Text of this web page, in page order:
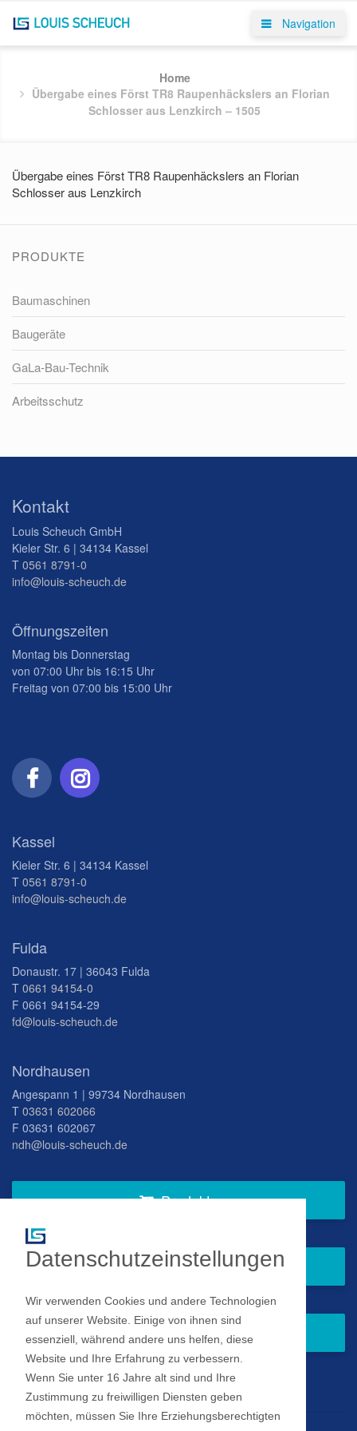
Navigation
Home
Übergabe eines Först TR8 Raupenhäckslers an Florian
Schlosser aus Lenzkirch – 1505
Übergabe eines Först TR8 Raupenhäckslers an Florian
Schlosser aus Lenzkirch
PRODUKTE
Baumaschinen
Baugeräte
GaLa-Bau-Technik
Arbeitsschutz
Kontakt
Louis Scheuch GmbH
Kieler Str. 6 | 34134 Kassel
T 0561 8791-0
info@louis-scheuch.de
Öffnungszeiten
Montag bis Donnerstag
von 07:00 Uhr bis 16:15 Uhr
Freitag von 07:00 bis 15:00 Uhr
Kassel
Kieler Str. 6 | 34134 Kassel
T 0561 8791-0
info@louis-scheuch.de
Fulda
Donaustr. 17 | 36043 Fulda
T 0661 94154-0
F 0661 94154-29
fd@louis-scheuch.de
Nordhausen
Angespann 1 | 99734 Nordhausen
T 03631 602066
F 03631 602067
ndh@louis-scheuch.de
Produkte
Fragen Sie gern bei uns an
Zum Newsletter anmelden
Impressum
Datenschutzeinstellungen
Wir verwenden Cookies und andere Technologien
auf unserer Website. Einige von ihnen sind
essenziell, während andere uns helfen, diese
Website und Ihre Erfahrung zu verbessern.
Wenn Sie unter 16 Jahre alt sind und Ihre
Zustimmung zu freiwilligen Diensten geben
möchten, müssen Sie Ihre Erziehungsberechtigten